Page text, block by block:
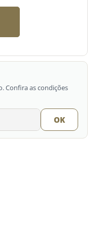
Confira as condições